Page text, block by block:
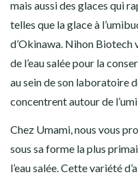
mais aussi des glaces qui
telles que la glace à
d’Okinawa. Nihon Biotech
de l’eau salée pour la
au sein de son laboratoire
concentrent autour de
Chez Umami, nous vous
sous sa forme la plus
l’eau salée.Cette variété